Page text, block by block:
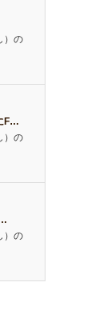
）の
F…
）の
）の